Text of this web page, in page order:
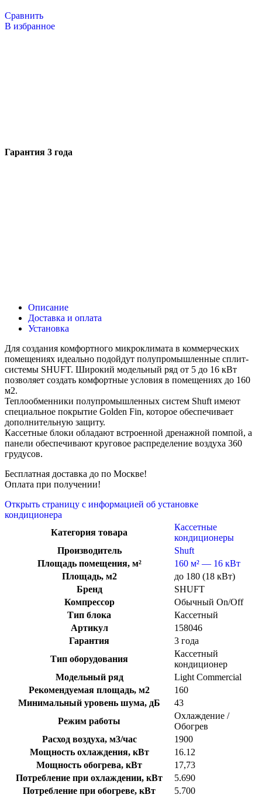
Сравнить
В избранное
Гарантия 3 года
Описание
Доставка и оплата
Установка
Для создания комфортного микроклимата в коммерческих
помещениях идеально подойдут полупромышленные сплит-
системы SHUFT. Широкий модельный ряд от 5 до 16 кВт
позволяет создать комфортные условия в помещениях до 160
м2.
Теплообменники полупромышленных систем Shuft имеют
специальное покрытие Golden Fin, которое обеспечивает
дополнительную защиту.
Кассетные блоки обладают встроенной дренажной помпой, а
панели обеспечивают круговое распределение воздуха 360
грудусов.
Бесплатная доставка до по Москве!
Оплата при получении!
Открыть страницу с информацией об установке
кондиционера
Категория товара
Кассетные
кондиционеры
Производитель
Shuft
Площадь помещения, м²
160 м² — 16 кВт
Площадь, м2
до 180 (18 кВт)
Бренд
SHUFT
Компрессор
Обычный On/Off
Тип блока
Кассетный
Артикул
158046
Гарантия
3 года
Тип оборудования
Кассетный
кондиционер
Модельный ряд
Light Commercial
Рекомендуемая площадь, м2
160
Минимальный уровень шума, дБ
43
Режим работы
Охлаждение /
Обогрев
Расход воздуха, м3/час
1900
Мощность охлаждения, кВт
16.12
Мощность обогрева, кВт
17,73
Потребление при охлаждении, кВт
5.690
Потребление при обогреве, кВт
5.700